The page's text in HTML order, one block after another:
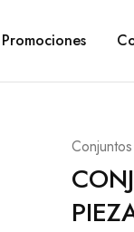
Promociones
Conjuntos